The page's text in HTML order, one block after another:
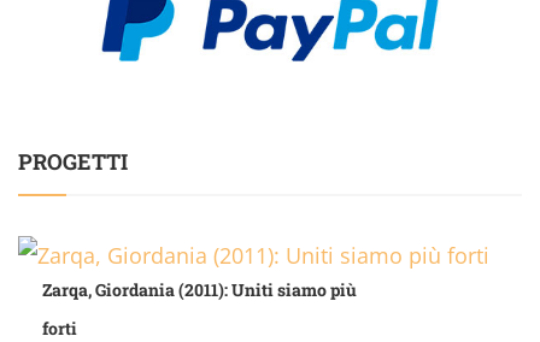
PROGETTI
Zarqa, Giordania (2011): Uniti siamo più
forti